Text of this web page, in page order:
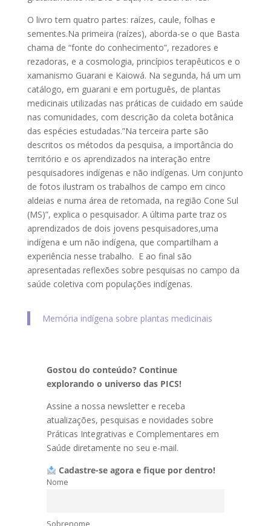
O livro tem quatro partes: raízes, caule, folhas e
sementes.Na primeira (raízes), aborda-se o que Basta
chama de “fonte do conhecimento”, rezadores e
rezadoras, e a cosmologia, princípios terapêuticos e o
xamanismo Guarani e Kaiowá. Na segunda, há um um
catálogo, em guarani e em português, de plantas
medicinais utilizadas nas práticas de cuidado em saúde
nas comunidades, com descrição da coleta botânica
das espécies estudadas.”Na terceira parte são
descritos os métodos da pesquisa, a importância do
território e os aprendizados na interação entre
pesquisadores indígenas e não indígenas. Um conjunto
de fotos ilustram os trabalhos de campo em cinco
aldeias e numa área de retomada, na região Cone Sul
(MS)”, explica o pesquisador. A última parte traz os
aprendizados de dois jovens pesquisadores,uma
indígena e um não indígena, que compartilham a
experiência nesse trabalho. E ao final são
apresentadas reflexões sobre pesquisas no campo da
saúde coletiva com populações indígenas.
Memória indígena sobre plantas medicinais
Gostou do conteúdo? Continue
explorando o universo das PICS!
Assine a nossa newsletter e receba
atualizações, pesquisas e novidades sobre
Práticas Integrativas e Complementares em
Saúde diretamente no seu e-mail.
Cadastre-se agora e fique por dentro!
Nome
Sobrenome